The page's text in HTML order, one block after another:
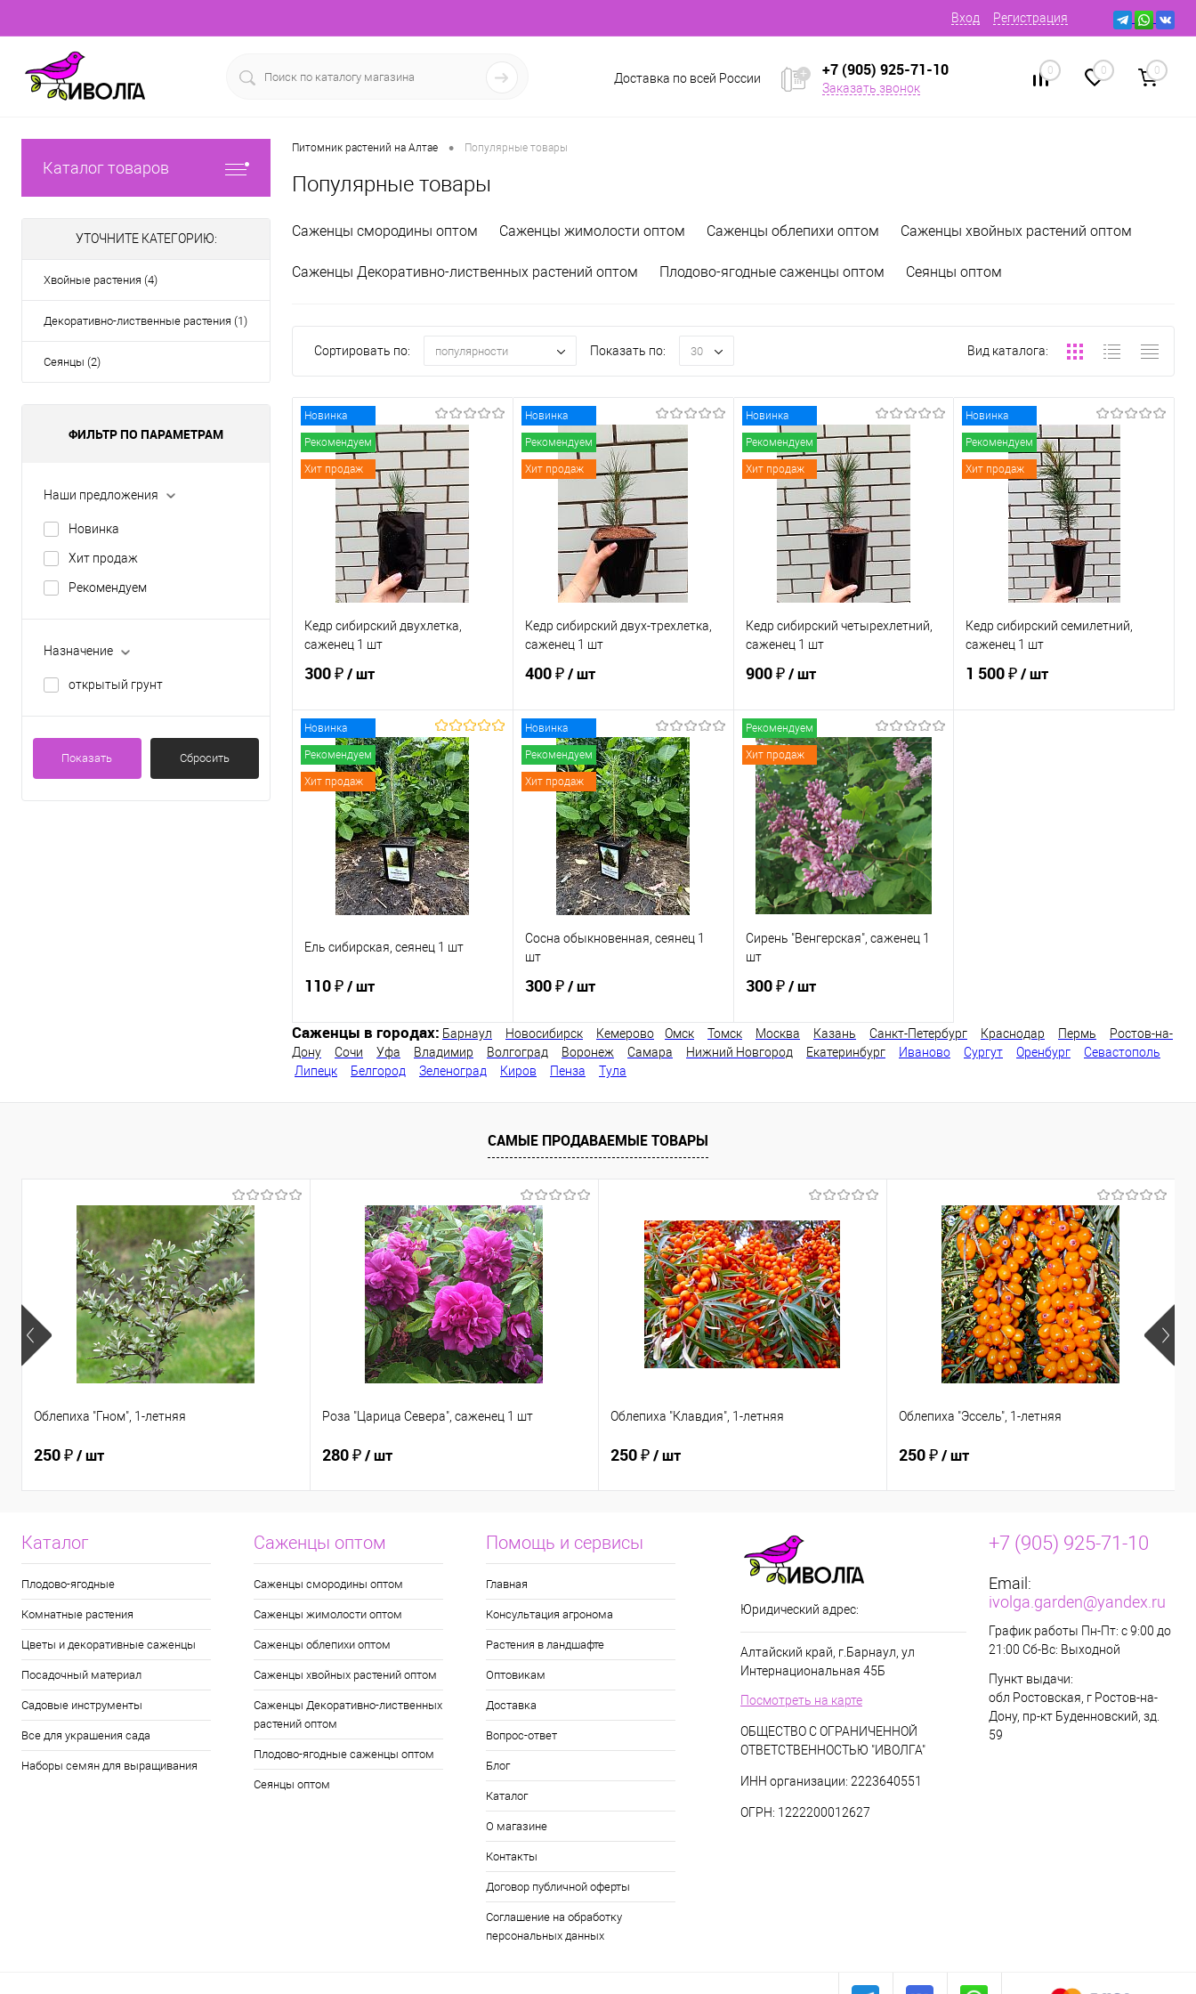
Вход Регистрация
Доставка по всей России +7 (905) 925-71-10
Заказать звонок
0 0 0
Каталог товаров
УТОЧНИТЕ КАТЕГОРИЮ:
Хвойные растения (4)
Декоративно-лиственные растения (1)
Сеянцы (2)
ФИЛЬТР ПО ПАРАМЕТРАМ
Наши предложения
Новинка
Хит продаж
Рекомендуем
Назначение
открытый грунт
Показать Сбросить
Питомник растений на Алтае • Популярные товары
Популярные товары
Саженцы смородины оптом Саженцы жимолости оптом Саженцы облепихи оптом Саженцы хвойных растений оптом
Саженцы Декоративно-лиственных растений оптом Плодово-ягодные саженцы оптом Сеянцы оптом
Сортировать по: популярности Показать по: 30 Вид каталога:
Новинка
Рекомендуем
Хит продаж
Кедр сибирский двухлетка,
саженец 1 шт
300 ₽/ шт
В корзину
Купить в 1 клик
Сравнение
В избранное
В наличии
Новинка
Рекомендуем
Хит продаж
Кедр сибирский двух-трехлетка,
саженец 1 шт
400 ₽/ шт
В корзину
Купить в 1 клик
Сравнение
В избранное
В наличии
Новинка
Рекомендуем
Хит продаж
Кедр сибирский четырехлетний,
саженец 1 шт
900 ₽/ шт
В корзину
Купить в 1 клик
Сравнение
В избранное
В наличии
Новинка
Рекомендуем
Хит продаж
Кедр сибирский семилетний,
саженец 1 шт
1 500 ₽/ шт
Новинка
Рекомендуем
Хит продаж
Ель сибирская, сеянец 1 шт
110 ₽/ шт
Подписаться
Купить в 1 клик
Сравнение
Недоступно
Новинка
Рекомендуем
Хит продаж
Сосна обыкновенная, сеянец 1
шт
300 ₽/ шт
Подписаться
Купить в 1 клик
Сравнение
В избранное
Недоступно
Рекомендуем
Хит продаж
Сирень "Венгерская", саженец 1
шт
300 ₽/ шт
В корзину
Купить в 1 клик
Сравнение
Саженцы в городах: Барнаул Новосибирск Кемерово Омск Томск Москва Казань Санкт-Петербург Краснодар Пермь
Ростов-на-
Дону
Сочи Уфа Владимир Волгоград Воронеж Самара Нижний Новгород Екатеринбург Иваново Сургут Оренбург
Севастополь
Липецк
Белгород Зеленоград Киров Пенза Тула
САМЫЕ ПРОДАВАЕМЫЕ ТОВАРЫ
Облепиха "Гном", 1-летняя
250 ₽/ шт
Роза "Царица Севера", саженец 1 шт
280 ₽/ шт
Облепиха "Клавдия", 1-летняя
250 ₽/ шт
Облепиха "Эссель", 1-летняя
250 ₽/ шт
Каталог
Плодово-ягодные
Комнатные растения
Цветы и декоративные саженцы
Посадочный материал
Садовые инструменты
Все для украшения сада
Наборы семян для выращивания
Саженцы оптом
Саженцы смородины оптом
Саженцы жимолости оптом
Саженцы облепихи оптом
Саженцы хвойных растений оптом
Саженцы Декоративно-лиственных
растений оптом
Плодово-ягодные саженцы оптом
Сеянцы оптом
Помощь и сервисы
Главная
Консультация агронома
Растения в ландшафте
Оптовикам
Доставка
Вопрос-ответ
Блог
Каталог
О магазине
Контакты
Договор публичной оферты
Соглашение на обработку
персональных данных
Юридический адрес:
Алтайский край, г.Барнаул, ул
Интернациональная 45Б
Посмотреть на карте
ОБЩЕСТВО С ОГРАНИЧЕННОЙ
ОТВЕТСТВЕННОСТЬЮ "ИВОЛГА"
ИНН организации: 2223640551
ОГРН: 1222200012627
+7 (905) 925-71-10
Email:
ivolga.garden@yandex.ru
График работы Пн-Пт: с 9:00 до
21:00 Сб-Вс: Выходной
Пункт выдачи:
обл Ростовская, г Ростов-на-
Дону, пр-кт Буденновский, зд.
59